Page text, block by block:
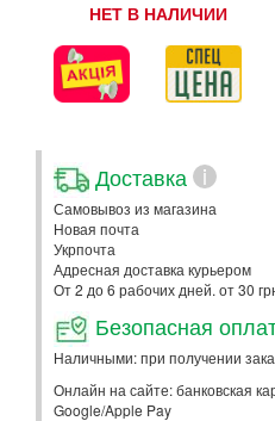
НЕТ В НАЛИЧИИ
Доставка i
Самовывоз из магазина
Новая почта
Укрпочта
Адресная доставка курьером
От 2 до 6 рабочих дней. от 30
Безопасная
Наличными: при получении
Онлайн на сайте: банковская
Google/Apple Pay